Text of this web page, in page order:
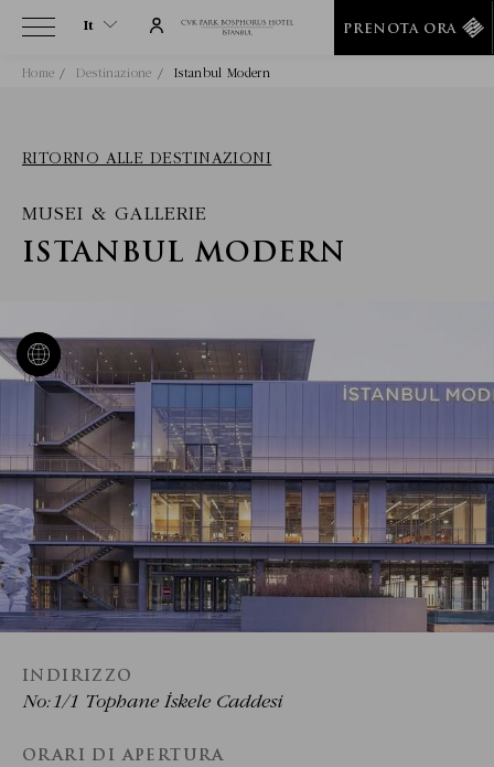
It
It
Ru
Fa
Fr
PRENOTA ORA
Home Destinazione Istanbul Modern
RITORNO ALLE DESTINAZIONI
MUSEI & GALLERIE
ISTANBUL MODERN
INDIRIZZO
No:1/1 Tophane İskele Caddesi
ORARI DI APERTURA